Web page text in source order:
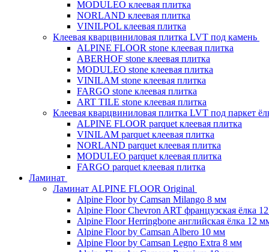
MODULEO клеевая плитка
NORLAND клеевая плитка
VINILPOL клеевая плитка
Клеевая кварцвиниловая плитка LVT под камень
ALPINE FLOOR stone клеевая плитка
ABERHOF stone клеевая плитка
MODULEO stone клеевая плитка
VINILAM stone клеевая плитка
FARGO stone клеевая плитка
ART TILE stone клеевая плитка
Клеевая кварцвиниловая плитка LVT под паркет
ALPINE FLOOR parquet клеевая плитка
VINILAM parquet клеевая плитка
NORLAND parquet клеевая плитка
MODULEO parquet клеевая плитка
FARGO parquet клеевая плитка
Ламинат
Ламинат ALPINE FLOOR Original
Alpine Floor by Camsan Milango 8 мм
Alpine Floor Chevron ART французская ёлка
Alpine Floor Herringbone английская ёлка 12
Alpine Floor by Camsan Albero 10 мм
Alpine Floor by Camsan Legno Extra 8 мм